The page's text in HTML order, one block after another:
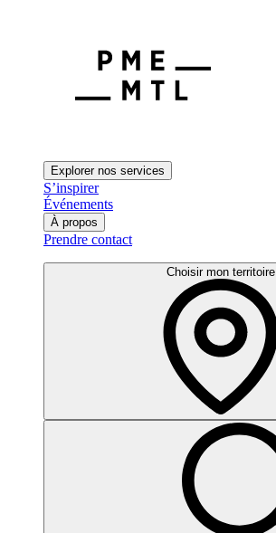
Explorer nos services
S’inspirer
Événements
À propos
Prendre contact
Choisir mon territoire